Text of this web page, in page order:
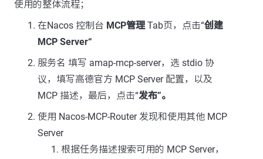
使用的整体流程；
在Nacos 控制台 MCP管理 Tab页，点击“创建
MCP Server“
服务名 填写 amap-mcp-server，选 stdio 协
议，填写高德官方 MCP Server 配置，以及
MCP 描述，最后，点击“发布”。
使用 Nacos-MCP-Router 发现和使用其他 MCP
Server
根据任务描述搜索可用的 MCP Server，